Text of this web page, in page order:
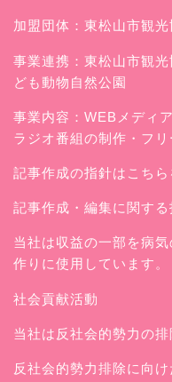
加盟団体：東松山市観
事業連携：東松山市観
ども動物自然公園
事業内容：WEBメディ
ラジオ番組の制作・フ
記事作成の指針はこちら
記事作成・編集に関す
当社は収益の一部を病
作りに使用しています。
社会貢献活動
当社は反社会的勢力の排
反社会的勢力排除に向